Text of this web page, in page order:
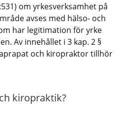
om yrkesverksamhet på
avses med hälso- och
har legitimation för yrke
Av innehållet i 3 kap. 2 §
och kiropraktor tillhör
kiropraktik?